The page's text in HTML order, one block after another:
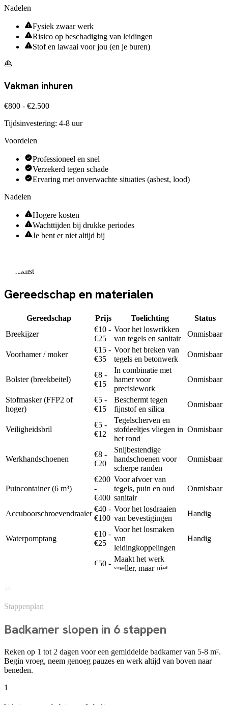
Nadelen
Fysiek zwaar werk
Risico op beschadiging van leidingen
Stof en lawaai voor jou (en je buren)
Vakman inhuren
€800 - €2.500
Tijdsinvestering: 4-8 uur
Voordelen
Professioneel en snel
Verzekerd tegen schade
Ervaring met onverwachte situaties (asbest, lood)
Nadelen
Hogere kosten
Wachttijden bij drukke periodes
Je bent er niet altijd bij
Checklist
Gereedschap en materialen
Gereedschap Prijs Toelichting
Status
Breekijzer
€10 -
€25
Voor het loswrikken
van tegels en sanitair
Onmisbaar
Voorhamer / moker
€15 -
€35
Voor het breken van
tegels en betonwerk
Onmisbaar
Bolster (breekbeitel)
€8 -
€15
In combinatie met
hamer voor
precisiework
Onmisbaar
Stofmasker (FFP2 of
hoger)
€5 -
€15
Beschermt tegen
fijnstof en silica
Onmisbaar
Veiligheidsbril
€5 -
€12
Tegelscherven en
stofdeeltjes vliegen in
het rond
Onmisbaar
Werkhandschoenen
€8 -
€20
Snijbestendige
handschoenen voor
scherpe randen
Onmisbaar
Puincontainer (6 m³)
€200
-
€400
Voor afvoer van
tegels, puin en oud
sanitair
Onmisbaar
Accuboorschroevendraaier
€40 -
€100
Voor het losdraaien
van bevestigingen
Handig
Waterpomptang
€10 -
€25
Voor het losmaken
van
leidingkoppelingen
Handig
€50 -
Maakt het werk
sneller, maar niet
Stappenplan
Badkamer slopen in 6 stappen
Reken op 1 tot 2 dagen voor een gemiddelde badkamer van 5-8 m².
Begin vroeg, neem genoeg pauzes en werk altijd van boven naar
beneden.
1